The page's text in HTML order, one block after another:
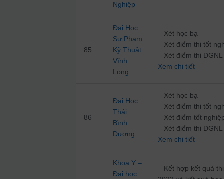
Nghiệp
85
Đại Học
Sư Phạm
Kỹ Thuật
Vĩnh
Long
– Xét học bạ
– Xét điểm thi tốt
– Xét điểm thi
Xem chi tiết
86
Đại Học
Thái
Bình
Dương
– Xét học bạ
– Xét điểm thi tốt
– Xét điểm tốt
– Xét điểm thi
Xem chi tiết
Khoa Y –
Đại học
– Kết hợp kết quả